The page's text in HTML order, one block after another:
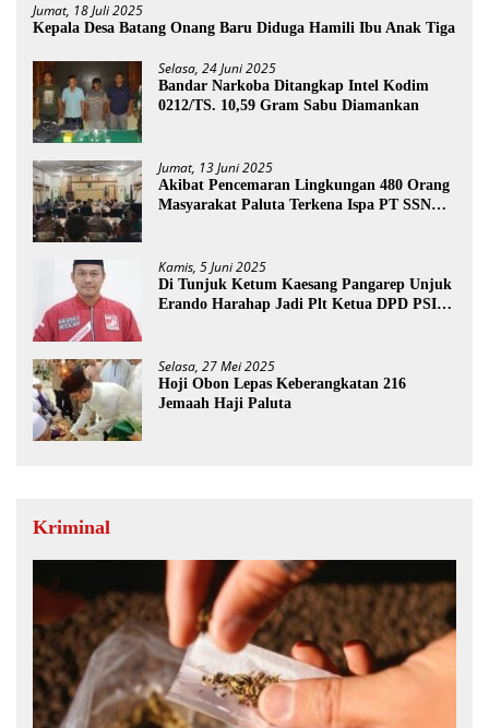
Jumat, 18 Juli 2025
Kepala Desa Batang Onang Baru Diduga Hamili Ibu Anak Tiga
Selasa, 24 Juni 2025
Bandar Narkoba Ditangkap Intel Kodim
0212/TS. 10,59 Gram Sabu Diamankan
Jumat, 13 Juni 2025
Akibat Pencemaran Lingkungan 480 Orang
Masyarakat Paluta Terkena Ispa PT SSN
Kamis, 5 Juni 2025
Di Tunjuk Ketum Kaesang Pangarep Unjuk
Erando Harahap Jadi Plt Ketua DPD PSI
Selasa, 27 Mei 2025
Hoji Obon Lepas Keberangkatan 216
Jemaah Haji Paluta
Kriminal